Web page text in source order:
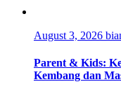
August 3, 2026
Parent & Kids:
Kembang dan